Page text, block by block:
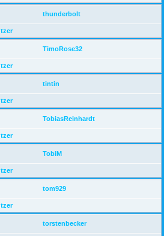
thunderbolt
TimoRose32
tintin
TobiasReinhardt
TobiM
tom929
torstenbecker